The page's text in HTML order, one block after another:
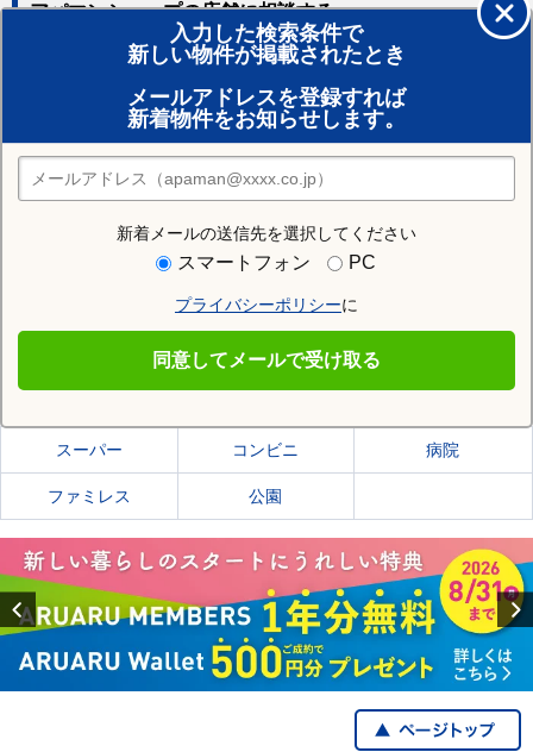
入力した検索条件で
新しい物件が掲載されたとき
メールアドレスを登録すれば
新着物件をお知らせします。
新着メールの送信先を選択してください
スマートフォン PC
プライバシーポリシーに
同意してメールで受け取る
アパマンショップの店舗に相談する
賃貸のプロがお部屋探し！
おまかせ物件リクエスト
住みたい街の店舗を探す
店舗検索
住む街研究所で岩見沢市の情報を見る
岩見沢市の施設一覧
スーパー コンビニ 病院
ファミレス 公園
Previous